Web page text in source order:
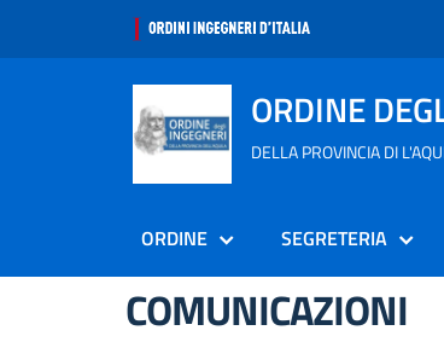
ORDINE
DELLA PROVINCIA DI
ORDINE SEGRETERIA
COMUNICAZIONI